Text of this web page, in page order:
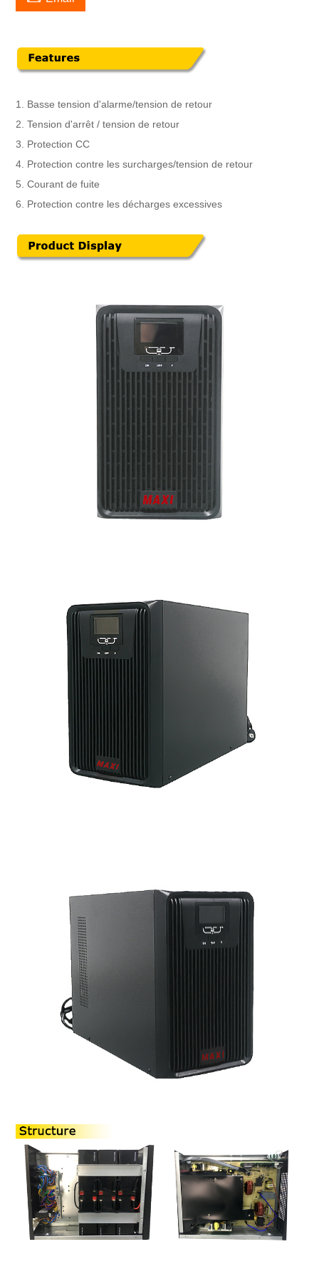
1. Basse tension d'alarme/tension de retour
2. Tension d'arrêt / tension de retour
3. Protection CC
4. Protection contre les surcharges/tension de retour
5. Courant de fuite
6. Protection contre les décharges excessives